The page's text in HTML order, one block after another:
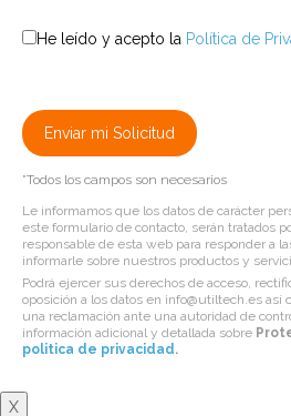
He leído y acepto la Política de
*Todos los campos son necesarios
Le informamos que los datos de carácter
este formulario de contacto, serán tratados
responsable de esta web para responder a
informarle sobre nuestros productos y
Podrá ejercer sus derechos de acceso,
oposición a los datos en info@utiltech.es así
una reclamación ante una autoridad de
información adicional y detallada sobre
politica de privacidad.
X